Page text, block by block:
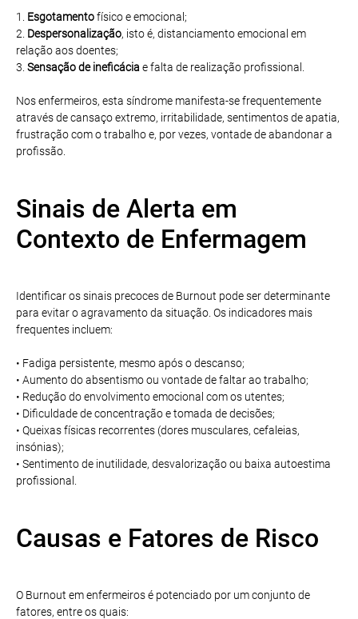
1. Esgotamentofísico e emocional;
2. Despersonalização, isto é, distanciamento emocional em
relação aos doentes;
3. Sensação de ineficácia e falta de realização profissional.
Nos enfermeiros, esta síndrome manifesta-se frequentemente
através de cansaço extremo, irritabilidade, sentimentos de apatia,
frustração com o trabalho e, por vezes, vontade de abandonar a
profissão.
Sinais de Alerta em
Contexto de Enfermagem
Identificar os sinais precoces de Burnout pode ser determinante
para evitar o agravamento da situação. Os indicadores mais
frequentes incluem:
• Fadiga persistente, mesmo após o descanso;
• Aumento do absentismo ou vontade de faltar ao trabalho;
• Redução do envolvimento emocional com os utentes;
• Dificuldade de concentração e tomada de decisões;
• Queixas físicas recorrentes (dores musculares, cefaleias,
insónias);
• Sentimento de inutilidade, desvalorização ou baixa autoestima
profissional.
Causas e Fatores de Risco
O Burnout em enfermeiros é potenciado por um conjunto de
fatores, entre os quais: